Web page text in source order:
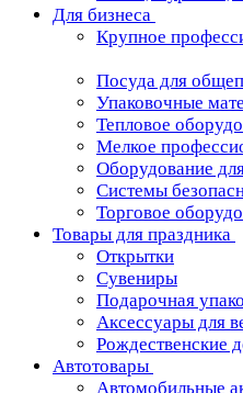
Для бизнеса
Крупное
Посуда для
Упаковочные
Тепловое
Мелкое
Оборудование
Системы
Торговое
Товары для праздника
Открытки
Сувениры
Подарочная
Аксессуары для
Рождественские
Автотовары
Автомобильные